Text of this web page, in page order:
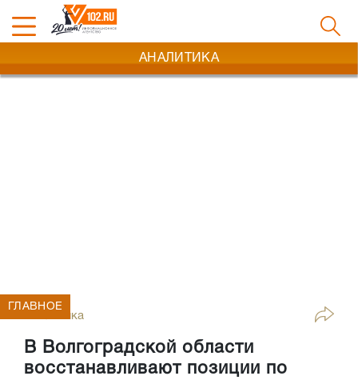
АНАЛИТИКА
Аналитика
В Волгоградской области
восстанавливают позиции по
ГЛАВНОЕ